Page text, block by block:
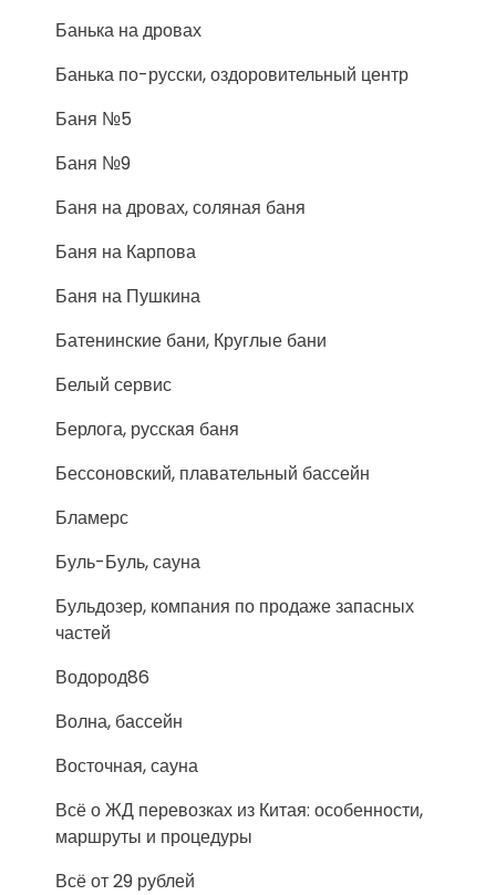
Банька на дровах
Банька по-русски, оздоровительный центр
Баня №5
Баня №9
Баня на дровах, соляная баня
Баня на Карпова
Баня на Пушкина
Батенинские бани, Круглые бани
Белый сервис
Берлога, русская баня
Бессоновский, плавательный бассейн
Бламерс
Буль-Буль, сауна
Бульдозер, компания по продаже запасных
частей
Водород86
Волна, бассейн
Восточная, сауна
Всё о ЖД перевозках из Китая: особенности,
маршруты и процедуры
Всё от 29 рублей